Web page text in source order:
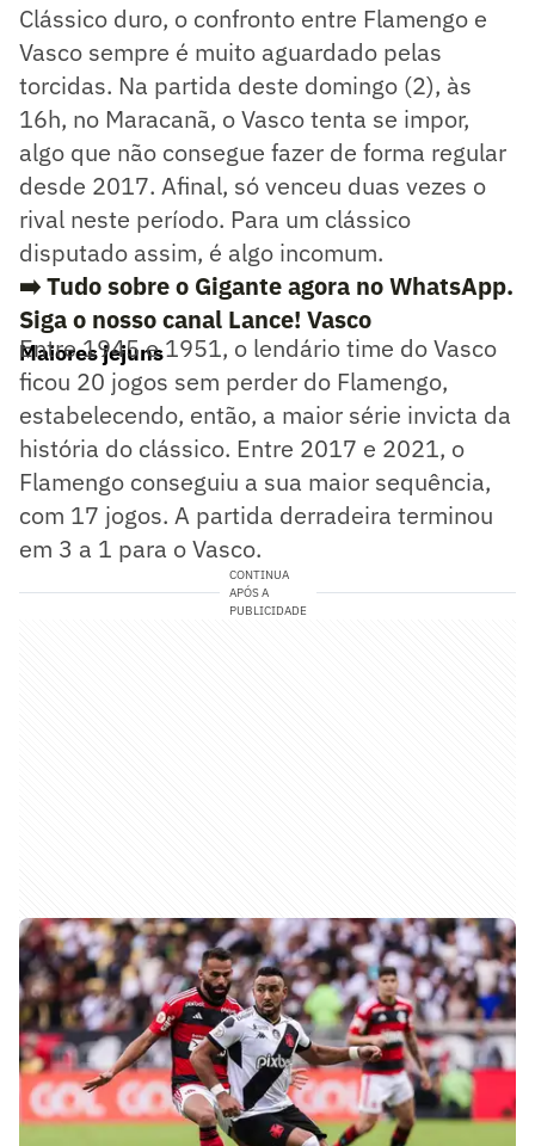
Clássico duro, o confronto entre Flamengo e
Vasco sempre é muito aguardado pelas
torcidas. Na partida deste domingo (2), às
16h, no Maracanã, o Vasco tenta se impor,
algo que não consegue fazer de forma regular
desde 2017. Afinal, só venceu duas vezes o
rival neste período. Para um clássico
disputado assim, é algo incomum.
➡️ Tudo sobre o Gigante agora no WhatsApp.
Siga o nosso canal Lance! Vasco
Maiores jejuns
Entre 1945 e 1951, o lendário time do Vasco
ficou 20 jogos sem perder do Flamengo,
estabelecendo, então, a maior série invicta da
história do clássico. Entre 2017 e 2021, o
Flamengo conseguiu a sua maior sequência,
com 17 jogos. A partida derradeira terminou
em 3 a 1 para o Vasco.
CONTINUA
APÓS A
PUBLICIDADE